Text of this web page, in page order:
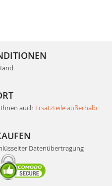
Hand
auch Ersatzteile außerhalb
Datenübertragung